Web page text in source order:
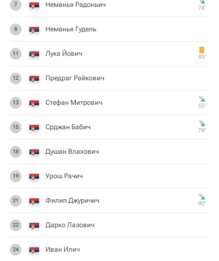
7 Неманья Радоньич 78‎’‎
8 Неманья Гудель
11 Лука Йович 45‎’‎
12 Предраг Райкович
13 Стефан Митрович 55‎’‎
15 Срджан Бабич 78‎’‎
18 Душан Влахович
19 Урош Рачич
21 Филип Джуричич 90‎’‎
22 Дарко Лазович
24 Иван Илич